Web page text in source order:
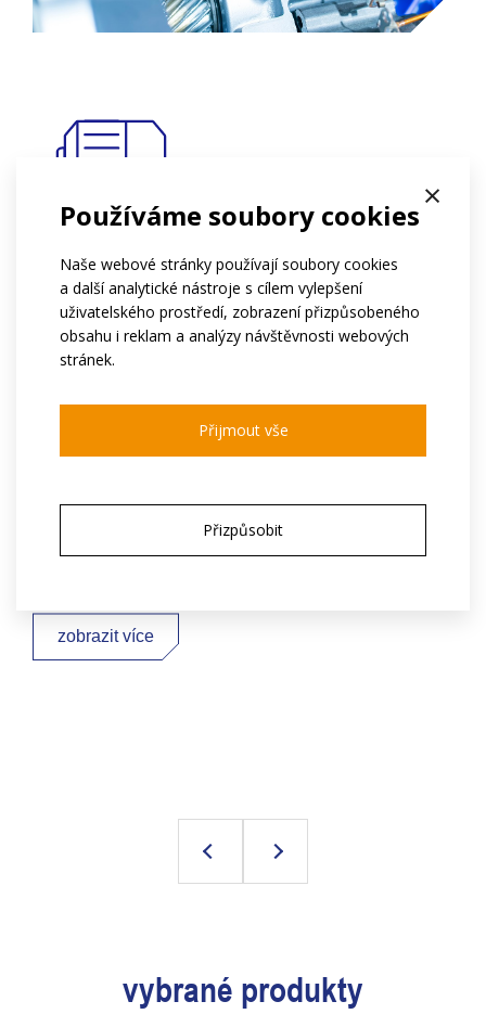
×
Používáme soubory cookies
Naše webové stránky používají soubory cookies
a další analytické nástroje s cílem vylepšení
uživatelského prostředí, zobrazení přizpůsobeného
obsahu i reklam a analýzy návštěvnosti webových
stránek.
Přijmout vše
Přizpůsobit
elektrické stroje točivé
Elektrické motory a generátory nachází široké
uplatnění v oblasti průmyslové automatizace, pohonů
speciálních strojů, energetiky a elektromobility. V
účinnost a spolehlivost výsledného systému.
Optimalizace ložisek, vyvážení rotoru a sofistikované
metody chlazení umožňují vyšší otáčky a delší
elektrických strojů směřuje k ještě efektivnějším a
zobrazit více
vybrané produkty